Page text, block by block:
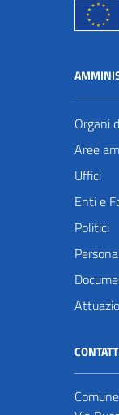
Organi
Aree
Uffici
Enti e
Politici